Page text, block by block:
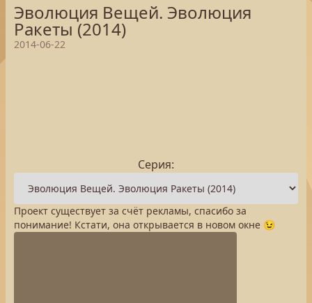
Эволюция Вещей. Эволюция
Ракеты (2014)
2014-06-22
Серия:
Проект существует за счёт рекламы, спасибо за
понимание! Кстати, она открывается в новом окне 😉